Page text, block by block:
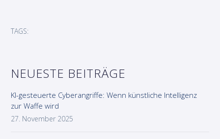
TAGS:
NEUESTE BEITRÄGE
KI-gesteuerte Cyberangriffe: Wenn künstliche Intelligenz
zur Waffe wird
27. November 2025